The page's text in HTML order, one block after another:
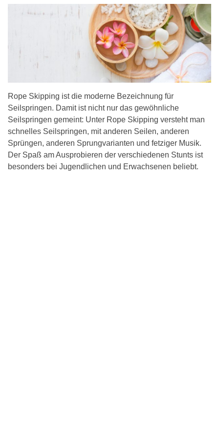
Rope Skipping ist die moderne Bezeichnung für
Seilspringen. Damit ist nicht nur das gewöhnliche
Seilspringen gemeint: Unter Rope Skipping versteht man
schnelles Seilspringen, mit anderen Seilen, anderen
Sprüngen, anderen Sprungvarianten und fetziger Musik.
Der Spaß am Ausprobieren der verschiedenen Stunts ist
besonders bei Jugendlichen und Erwachsenen beliebt.